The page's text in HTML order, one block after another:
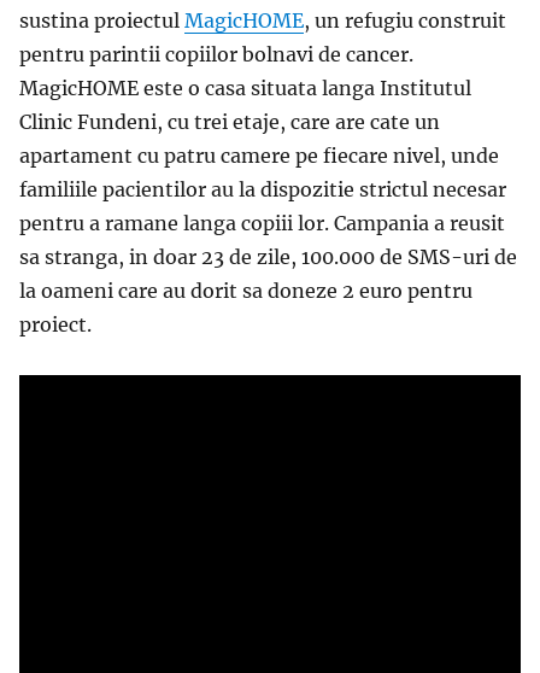
sustina proiectul MagicHOME, un refugiu construit
pentru parintii copiilor bolnavi de cancer.
MagicHOME este o casa situata langa Institutul
Clinic Fundeni, cu trei etaje, care are cate un
apartament cu patru camere pe fiecare nivel, unde
familiile pacientilor au la dispozitie strictul necesar
pentru a ramane langa copiii lor. Campania a reusit
sa stranga, in doar 23 de zile, 100.000 de SMS-uri de
la oameni care au dorit sa doneze 2 euro pentru
proiect.